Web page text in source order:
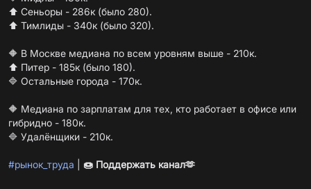
⬆️ Сеньоры - 286к (было 280).
⬆️ Тимлиды - 340к (было 320).
🔶 В Москве медиана по всем уровням выше - 210к.
⬆️ Питер - 185к (было 180).
🔷 Остальные города - 170к.
🔶 Медиана по зарплатам для тех, кто работает в офисе или
гибридно - 180к.
🔷 Удалёнщики - 210к.
#рынок_труда 🍩 Поддержать канал🫶